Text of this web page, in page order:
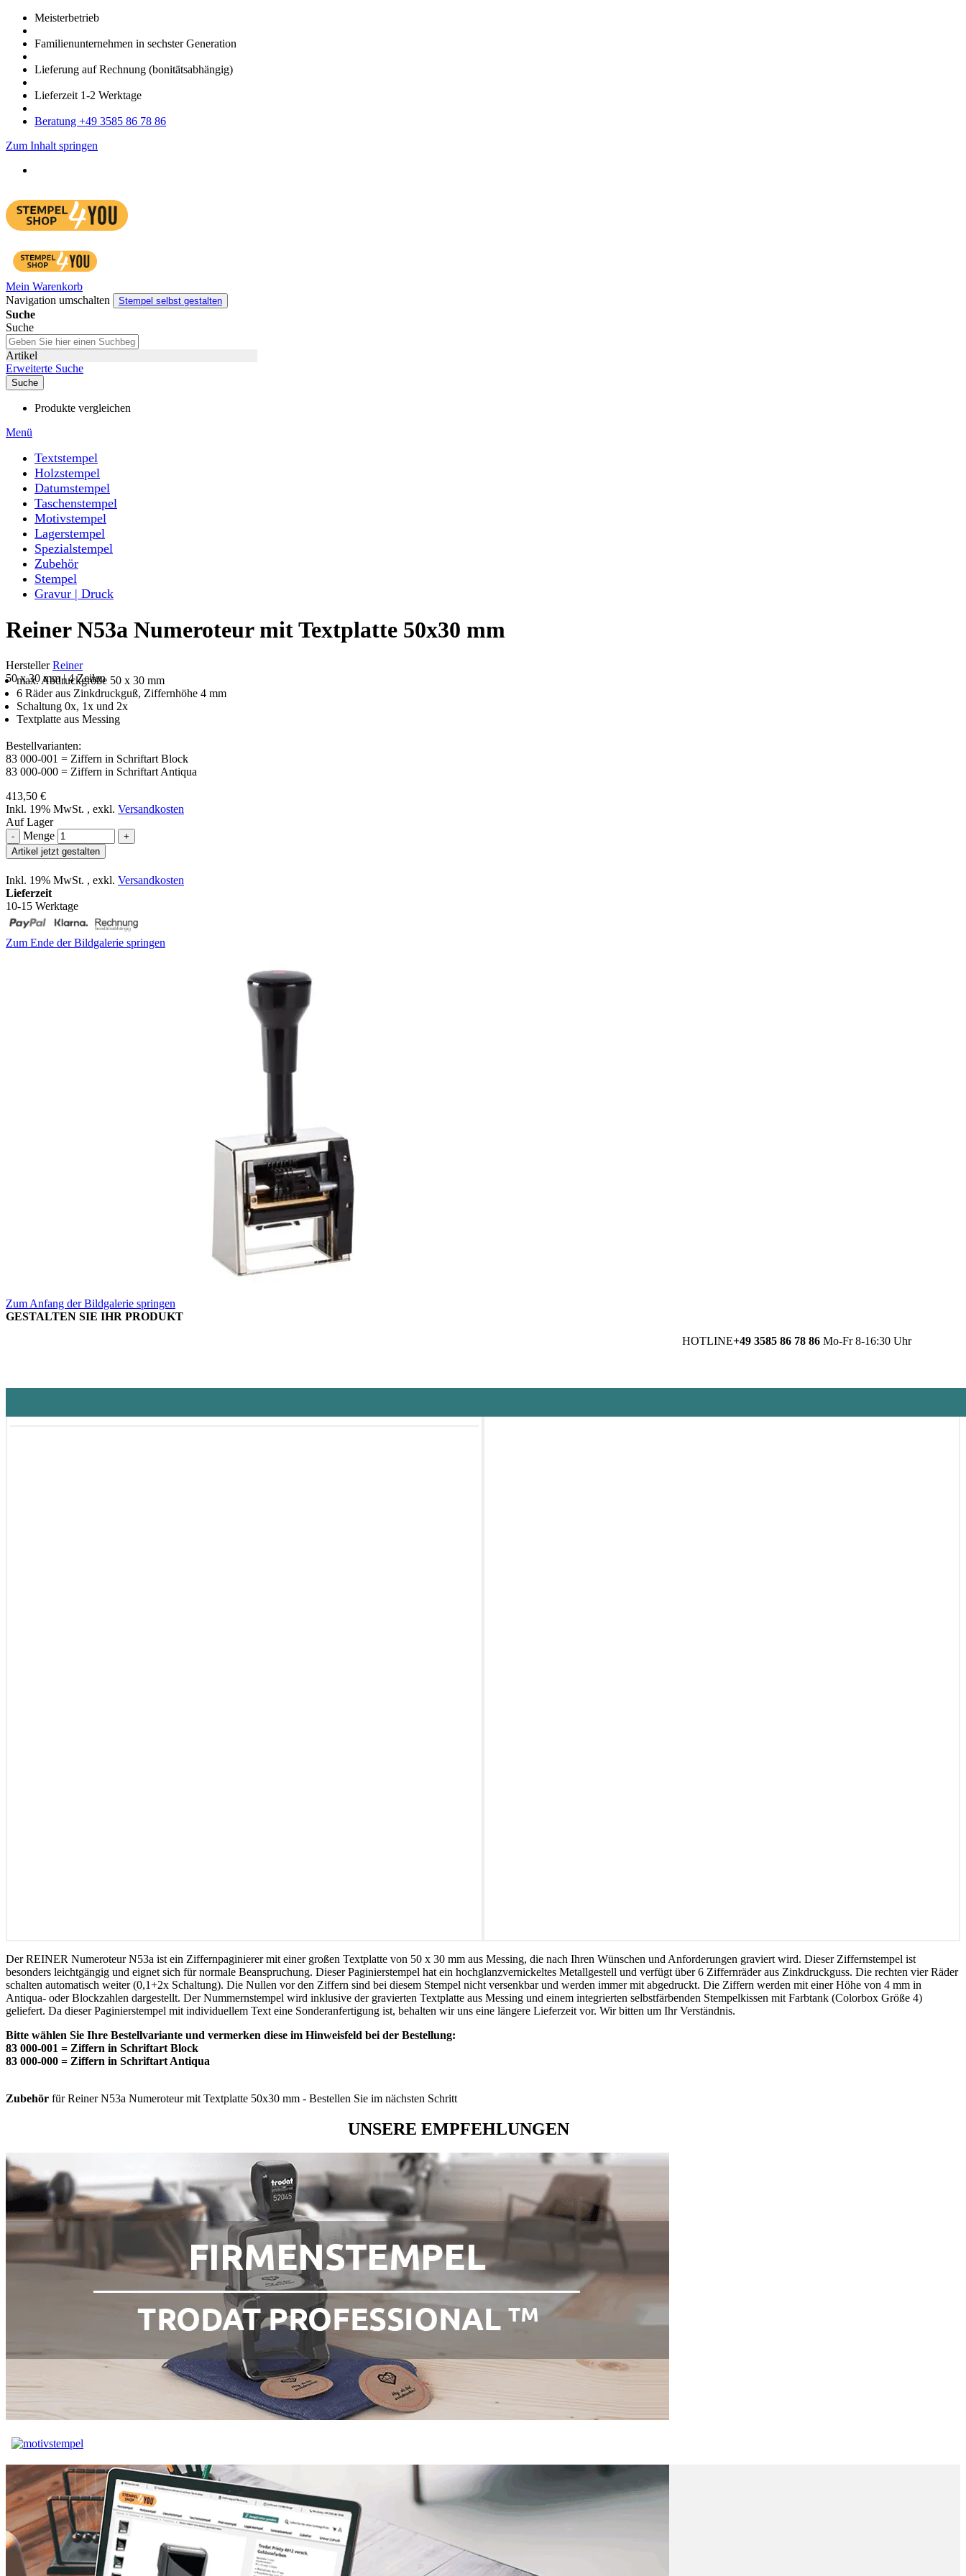
Meister­betrieb
Familien­unter­nehmen in sechster Gene­ration
Lieferung auf Rech­nung (bonitätsabhängig)
Liefer­zeit 1-2 Werk­tage
Bera­tung +49 3585 86 78 86
Zum Inhalt springen
Mein Warenkorb
Navigation umschalten
Stempel selbst gestalten
Suche
Suche
Artikel
Erweiterte Suche
Suche
Produkte vergleichen
Menü
Textstempel
Holzstempel
Datumstempel
Taschenstempel
Motivstempel
Lagerstempel
Spezialstempel
Zubehör
Stempel
Gravur | Druck
Reiner N53a Numeroteur mit Textplatte 50x30 mm
HerstellerReiner
50 x 30 mm | 4 Zeilen
max. Abdruckgröße 50 x 30 mm
6 Räder aus Zinkdruckguß, Ziffernhöhe 4 mm
Schaltung 0x, 1x und 2x
Textplatte aus Messing
Bestellvarianten:
83 000-001 = Ziffern in Schriftart Block
83 000-000 = Ziffern in Schriftart Antiqua
413,50 €
Inkl. 19% MwSt. , exkl. Versandkosten
Auf Lager
- Menge
+
Artikel jetzt gestalten
Inkl. 19% MwSt. , exkl. Versandkosten
Lieferzeit
10-15 Werktage
Zum Ende der Bildgalerie springen
Zum Anfang der Bildgalerie springen
GESTALTEN SIE IHR PRODUKT
HOTLINE+49 3585 86 78 86 Mo-Fr 8-16:30 Uhr
Der REINER Numeroteur N53a ist ein Ziffernpaginierer mit einer großen Textplatte von 50 x 30 mm aus Messing, die nach Ihren Wünschen und Anforderungen graviert wird. Dieser Ziffernstempel ist
besonders leichtgängig und eignet sich für normale Beanspruchung. Dieser Paginierstempel hat ein hochglanzvernickeltes Metallgestell und verfügt über 6 Ziffernräder aus Zinkdruckguss. Die rechten vier Räder
schalten automatisch weiter (0,1+2x Schaltung). Die Nullen vor den Ziffern sind bei diesem Stempel nicht versenkbar und werden immer mit abgedruckt. Die Ziffern werden mit einer Höhe von 4 mm in
Antiqua- oder Blockzahlen dargestellt. Der Nummernstempel wird inklusive der gravierten Textplatte aus Messing und einem integrierten selbstfärbenden Stempelkissen mit Farbtank (Colorbox Größe 4)
geliefert. Da dieser Paginierstempel mit individuellem Text eine Sonderanfertigung ist, behalten wir uns eine längere Lieferzeit vor. Wir bitten um Ihr Verständnis.
Bitte wählen Sie Ihre Bestellvariante und vermerken diese im Hinweisfeld bei der Bestellung:
83 000-001 = Ziffern in Schriftart Block
83 000-000 = Ziffern in Schriftart Antiqua
Zubehör für Reiner N53a Numeroteur mit Textplatte 50x30 mm - Bestellen Sie im nächsten Schritt
UNSERE EMPFEHLUNGEN